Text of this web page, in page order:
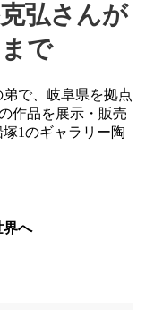
弘さんが
で
で、岐阜県を拠点
作品を展示・販売
1のギャラリー陶
へ